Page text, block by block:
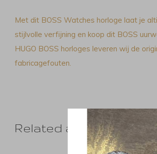
Met dit BOSS Watches horloge laat je
stijlvolle verfijning en koop dit BOSS
HUGO BOSS horloges leveren wij de
fabricagefouten.
Related articles